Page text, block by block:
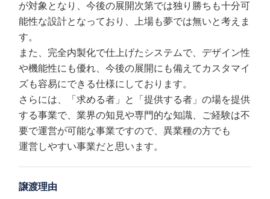
が対象となり、今後の展開次第では独り勝ちも十分可
能性な設計となっており、上場も夢では無いと考えま
す。
また、完全内製化で仕上げたシステムで、デザイン性
や機能性にも優れ、今後の展開にも備えてカスタマイ
ズも容易にできる仕様にしております。
さらには、「求める者」と「提供する者」の場を提供
する事業で、業界の知見や専門的な知識、ご経験は不
要で運営が可能な事業ですので、異業種の方でも
運営しやすい事業だと思います。
譲渡理由